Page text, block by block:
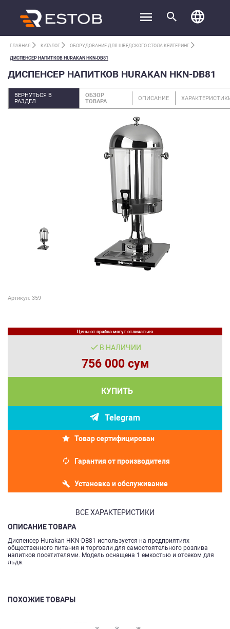
ГЛАВНАЯ КАТАЛОГ ОБОРУДОВАНИЕ ДЛЯ ШВЕДСКОГО СТОЛА КЕЙТЕРИНГ
ДИСПЕНСЕР НАПИТКОВ HURAKAN HKN-DB81
ДИСПЕНСЕР НАПИТКОВ HURAKAN HKN-DB81
ВЕРНУТЬСЯ В
РАЗДЕЛ
ОБЗОР
ТОВАРА
ОПИСАНИЕ
Артикул: 359
Цены от прайса могут отличаться
В НАЛИЧИИ
756 000 сум
КУПИТЬ
Telegram
Товар сертифицирован
Гарантия от производителя
Установка и обслуживание
ВСЕ ХАРАКТЕРИСТИКИ
ОПИСАНИЕ ТОВАРА
Диспенсер Hurakan HKN-DB81 используется на предприятиях
общественного питания и торговли для самостоятельного розлива
напитков посетителями. Модель оснащена 1 емкостью и отсеком для
льда.
ПОХОЖИЕ ТОВАРЫ